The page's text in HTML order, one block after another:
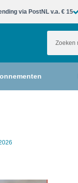
via PostNL v.a. € 15